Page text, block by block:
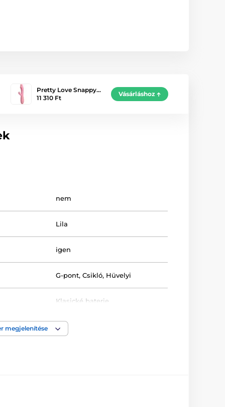
Pretty Love Snappy…
11 310 Ft
Vásárláshoz
nem
Lila
igen
G-pont,Csikló, Hüvelyi
Klasické baterie
Puha tapintású
megjelenítése